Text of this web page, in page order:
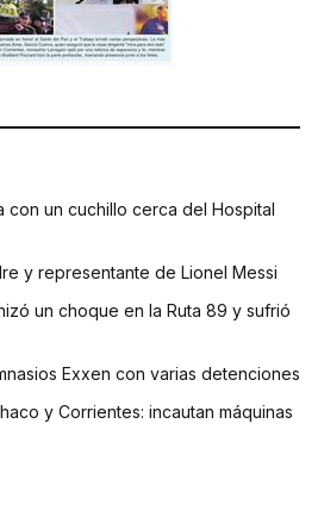
con un cuchillo cerca del Hospital
y representante de Lionel Messi
un choque en la Ruta 89 y sufrió
Exxen con varias detenciones
y Corrientes: incautan máquinas